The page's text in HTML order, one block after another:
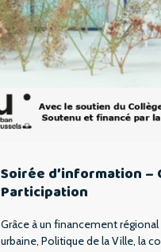
Soirée d’information –
Participation
Grâce à un financement
urbaine, Politique de la Ville, la